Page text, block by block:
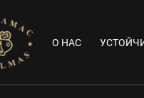
О НАС